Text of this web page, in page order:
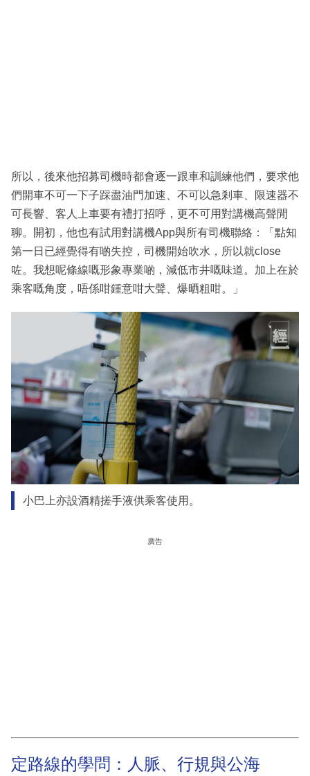
所以，後來他招募司機時都會逐一跟車和訓練他們，要求他
們開車不可一下子踩盡油門加速、不可以急剎車、限速器不
可長響、客人上車要有禮打招呼，更不可用對講機高聲閒
聊。開初，他也有試用對講機App與所有司機聯絡：「點知
第一日已經覺得有啲失控，司機開始吹水，所以就close
咗。我想呢條線嘅形象專業啲，減低市井嘅味道。加上在於
乘客嘅角度，唔係咁鍾意咁大聲、爆晒粗咁。」
小巴上亦設酒精搓手液供乘客使用。
廣告
定路線的學問：人脈、行規與公海